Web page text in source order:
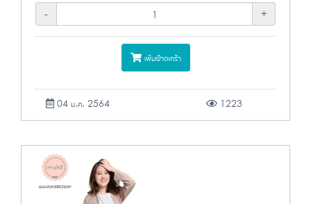
-
+
เพิ่มเข้าตะกร้า
04 ม.ค. 2564 1223